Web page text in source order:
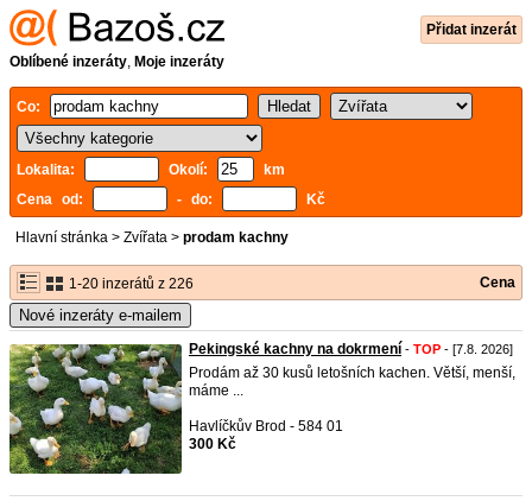
Přidat inzerát
Oblíbené inzeráty, Moje inzeráty
Co:
Lokalita: Okolí:
km
Cena od:
- do: Kč
Hlavní stránka > Zvířata > prodam kachny
1-20 inzerátů z 226 Cena
Nové inzeráty e-mailem
Pekingské kachny na dokrmení - TOP - [7.8. 2026]
Prodám až 30 kusů letošních kachen. Větší, menší,
máme ...
Havlíčkův Brod - 584 01
300 Kč